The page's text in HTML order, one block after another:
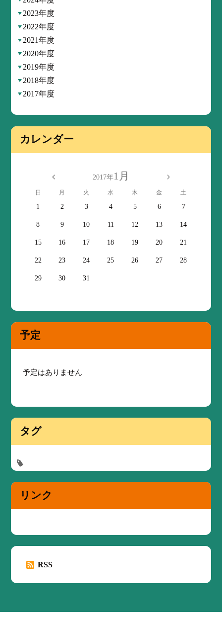
2023年度
2022年度
2021年度
2020年度
2019年度
2018年度
2017年度
カレンダー
2017年1月
日 月 火 水 木 金 土
1 2 3 4 5 6 7
8 9 10 11 12 13 14
15 16 17 18 19 20 21
22 23 24 25 26 27 28
29 30 31
予定
予定はありません
タグ
リンク
RSS